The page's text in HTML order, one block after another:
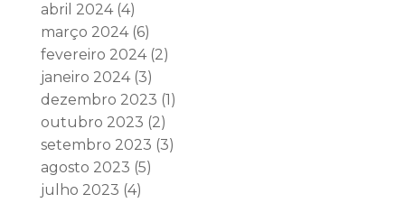
abril 2024(4)
março 2024(6)
fevereiro 2024(2)
janeiro 2024(3)
dezembro 2023 (1)
outubro 2023 (2)
setembro 2023 (3)
agosto 2023 (5)
julho 2023 (4)